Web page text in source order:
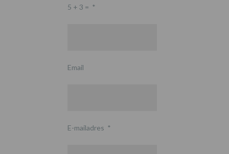
5 + 3 = *
Email
E-mailadres *